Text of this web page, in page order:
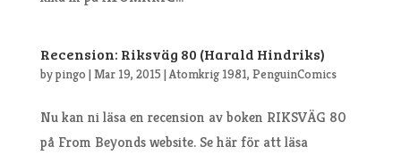
Recension: Riksväg 80 (Harald Hindriks)
bypingo |Mar 19, 2015 |Atomkrig 1981, PenguinComics
Nu kan ni läsa en recension av boken RIKSVÄG 80
på From Beyonds website. Se här för att läsa